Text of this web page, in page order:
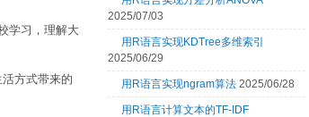
学习，理解大
方式带来的
2025/07/03
用R语言实现KDTree多维索引
2025/06/29
用R语言实现ngram算法 2025/06/28
用R语言计算文本的TF-IDF